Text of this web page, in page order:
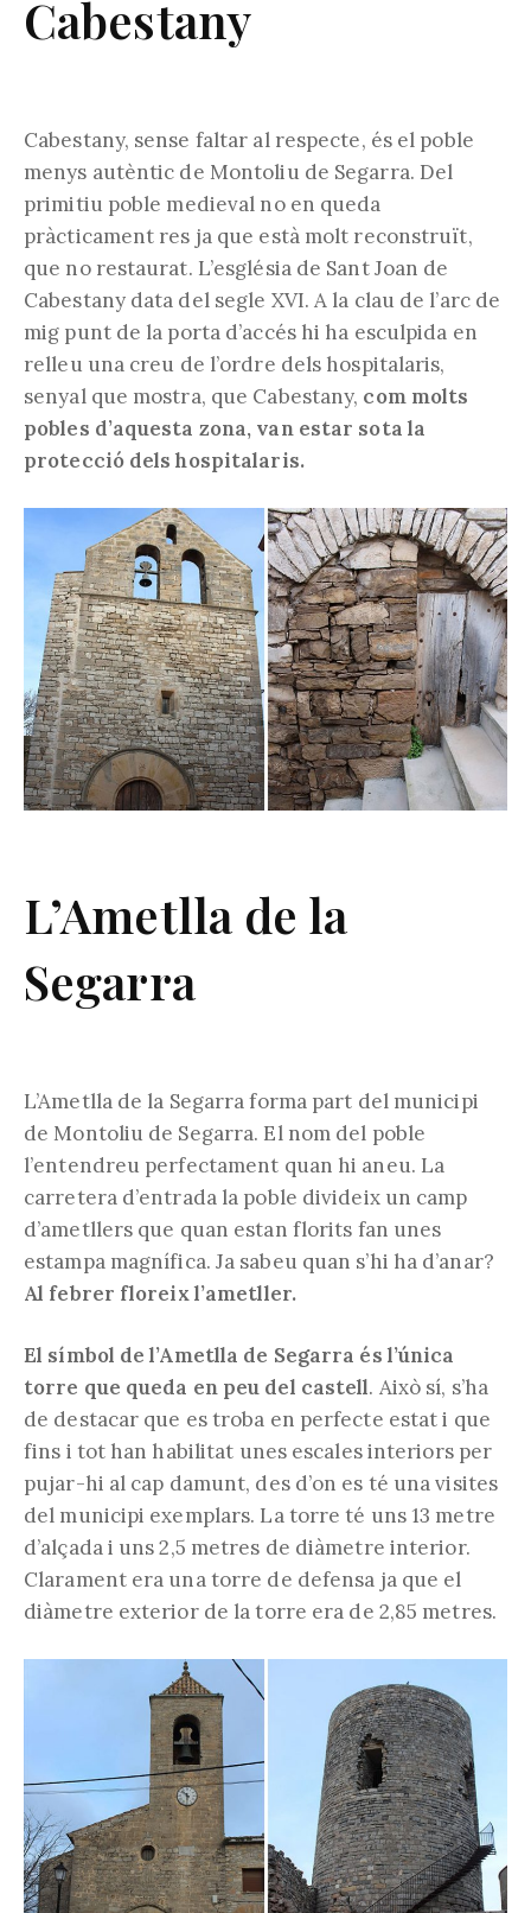
Cabestany
Cabestany, sense faltar al respecte, és el poble
menys autèntic de Montoliu de Segarra. Del
primitiu poble medieval no en queda
pràcticament res ja que està molt reconstruït,
que no restaurat. L’església de Sant Joan de
Cabestany data del segle XVI. A la clau de l’arc de
mig punt de la porta d’accés hi ha esculpida en
relleu una creu de l’ordre dels hospitalaris,
senyal que mostra, que Cabestany, com molts
pobles d’aquesta zona, van estar sota la
protecció dels hospitalaris.
L’Ametlla de la
Segarra
L’Ametlla de la Segarra forma part del municipi
de Montoliu de Segarra. El nom del poble
l’entendreu perfectament quan hi aneu. La
carretera d’entrada la poble divideix un camp
d’ametllers que quan estan florits fan unes
estampa magnífica. Ja sabeu quan s’hi ha d’anar?
Al febrer floreix l’ametller.
El símbol de l’Ametlla de Segarra és l’única
torre que queda en peu del castell. Això sí, s’ha
de destacar que es troba en perfecte estat i que
fins i tot han habilitat unes escales interiors per
pujar-hi al cap damunt, des d’on es té una visites
del municipi exemplars. La torre té uns 13 metre
d’alçada i uns 2,5 metres de diàmetre interior.
Clarament era una torre de defensa ja que el
diàmetre exterior de la torre era de 2,85 metres.